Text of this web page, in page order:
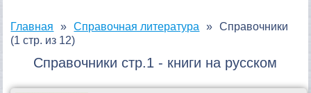
Главная Справочная литература
Справочники
(1 стр. из 12)
Справочники стр.1 - книги на русском